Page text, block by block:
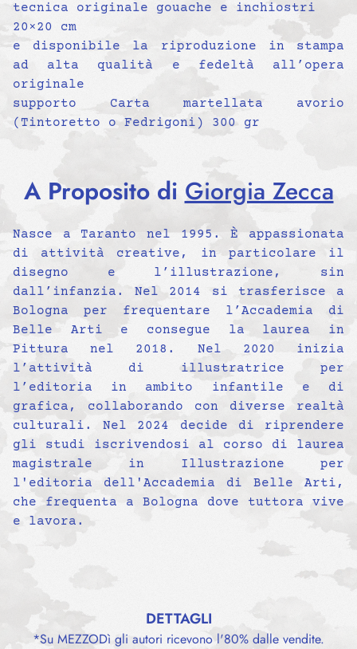
tecnica originale gouache e inchiostri
20×20 cm
e disponibile la riproduzione in stampa
ad alta qualità e fedeltà all’opera
originale
supporto Carta martellata avorio
(Tintoretto o Fedrigoni) 300 gr
A Proposito di Giorgia Zecca
Nasce a Taranto nel 1995. È appassionata
di attività creative, in particolare il
disegno e l’illustrazione, sin
dall’infanzia. Nel 2014 si trasferisce a
Bologna per frequentare l’Accademia di
Belle Arti e consegue la laurea in
Pittura nel 2018. Nel 2020 inizia
l’attività di illustratrice per
l’editoria in ambito infantile e di
grafica, collaborando con diverse realtà
culturali. Nel 2024 decide di riprendere
gli studi iscrivendosi al corso di laurea
magistrale in Illustrazione per
l'editoria dell'Accademia di Belle Arti,
che frequenta a Bologna dove tuttora vive
e lavora.
DETTAGLI
*Su MEZZODì gli autori ricevono l'80% dalle vendite.